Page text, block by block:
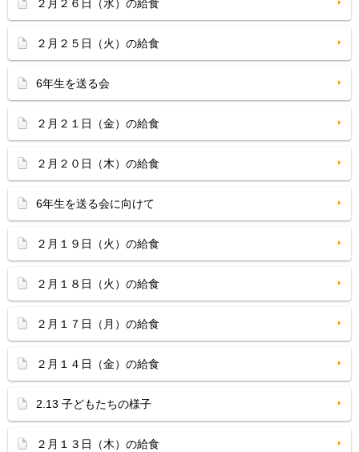
２月２６日（水）の給食
２月２５日（火）の給食
6年生を送る会
２月２１日（金）の給食
２月２０日（木）の給食
6年生を送る会に向けて
２月１９日（火）の給食
２月１８日（火）の給食
２月１７日（月）の給食
２月１４日（金）の給食
2.13 子どもたちの様子
２月１３日（木）の給食